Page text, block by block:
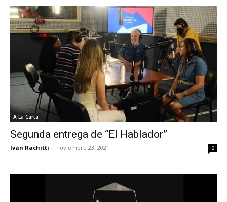
A La Carta
Segunda entrega de “El Hablador”
Iván Rachitti - noviembre 23, 2021 0